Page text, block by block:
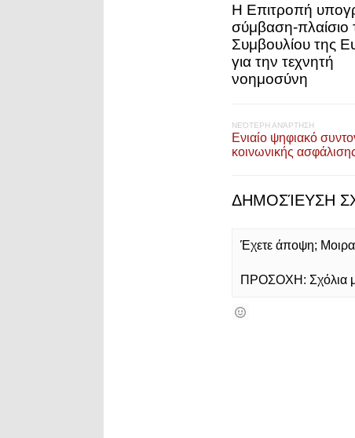
Η Επιτροπή
σύμβαση-πλαίσιο
Συμβουλίου της
για την τεχνητή
νοημοσύνη
ΝΕΌΤΕΡΗ ΑΝΆΡΤΗΣΗ
Ενιαίο ψηφιακό
κοινωνικής
ΔΗΜΟΣΊΕΥΣΗ
Έχετε άποψη;
ΠΡΟΣΟΧΗ: Σχόλια με